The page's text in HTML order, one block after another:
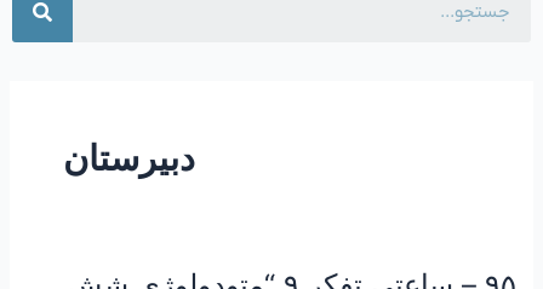
دبیرستان
۹۵